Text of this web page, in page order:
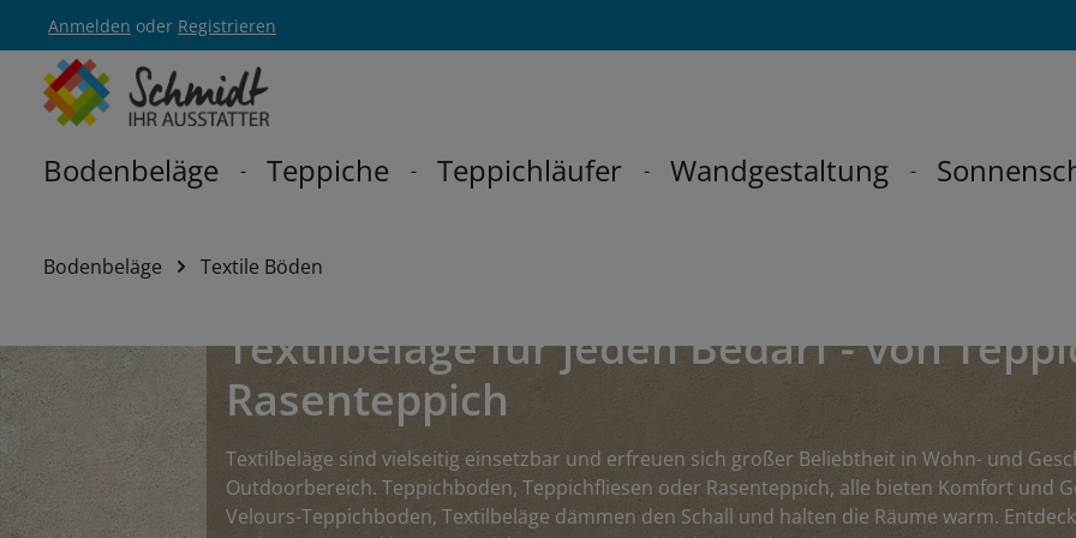
Hauptnavigation springen
Anmelden oder Registrieren
Bodenbeläge Teppiche Teppichläufer Wandgestaltung
Bodenbeläge Textile Böden
Textilbeläge für jeden Bedarf - von
Rasenteppich
Textilbeläge sind vielseitig einsetzbar und erfreuen sich großer Beliebtheit in Wohn- und
Outdoorbereich. Teppichboden, Teppichfliesen oder Rasenteppich, alle bieten Komfort und
Velours-Teppichboden, Textilbeläge dämmen den Schall und halten die Räume warm.